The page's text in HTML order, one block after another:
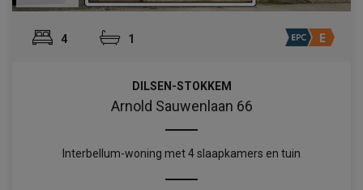
4 1
DILSEN-STOKKEM
Arnold Sauwenlaan 66
Interbellum-woning met 4 slaapkamers en tuin